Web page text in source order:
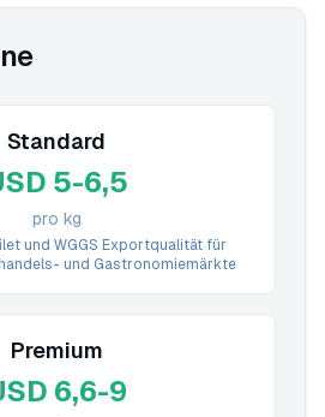
Standard
5-6,5
pro kg
und WGGS Exportqualität für
und Gastronomiemärkte
Premium
6,6-9